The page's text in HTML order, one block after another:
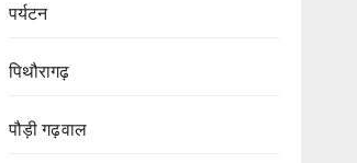
पर्यटन
पिथौरागढ़
पौड़ी गढ़वाल